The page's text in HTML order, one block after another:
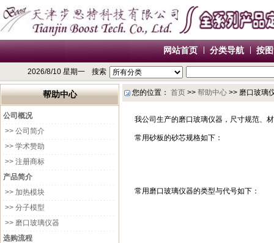
网站首页 分类导航 按
2026/8/10 星期一 搜索
帮助中心
公司概况
>> 公司简介
>> 学术赞助
>> 注册商标
产品简介
>> 加热模块
>> 分子模型
>> 磨口玻璃仪器
选购流程
您的位置： 首页 >> 帮助中心 >> 磨口玻璃
我公司生产的磨口玻璃仪器，尺寸规范、
常用砂板的砂芯规格如下：
常用磨口玻璃仪器的类型与代号如下：